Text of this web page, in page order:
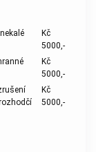
Kč
5000,-
Kč
5000,-
Kč
5000,-